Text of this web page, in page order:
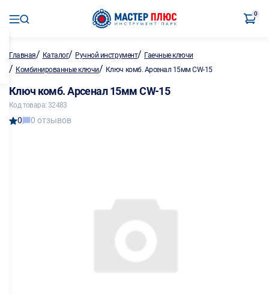
0
Главная/ Каталог/ Ручной инструмент/ Гаечные ключи
/ Комбинированные ключи/ Ключ комб. Арсенал 15мм CW-15
Ключ комб. Арсенал 15мм CW-15
Код товара: 32483
0 0 отзывов